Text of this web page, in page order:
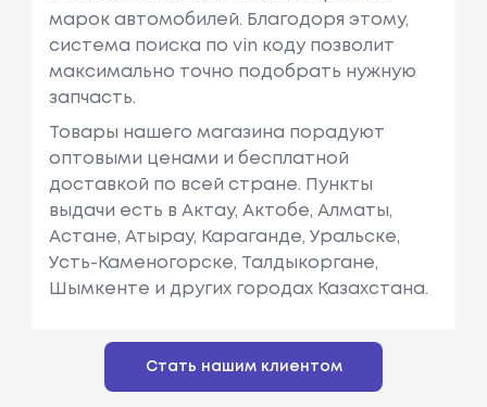
марок автомобилей. Благодоря этому,
система поиска по vin коду позволит
максимально точно подобрать нужную
запчасть.
Товары нашего магазина порадуют
оптовыми ценами и бесплатной
доставкой по всей стране. Пункты
выдачи есть в Актау, Актобе, Алматы,
Астане, Атырау, Караганде, Уральске,
Усть-Каменогорске, Талдыкоргане,
Шымкенте и других городах Казахстана.
Стать нашим клиентом